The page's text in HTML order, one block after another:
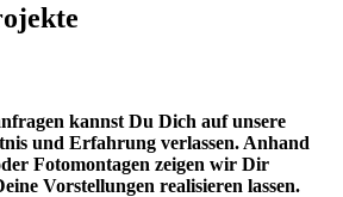
kannst Du Dich auf unsere
und Erfahrung verlassen. Anhand
Fotomontagen zeigen wir Dir
Vorstellungen realisieren lassen.